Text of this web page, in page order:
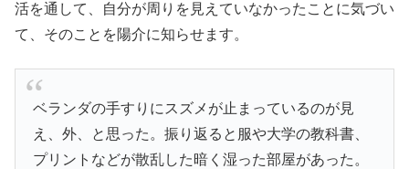
活を通して、自分が周りを見えていなかったことに気づい
て、そのことを陽介に知らせます。
ベランダの手すりにスズメが止まっているのが見
え、外、と思った。振り返ると服や大学の教科書、
プリントなどが散乱した暗く湿った部屋があった。